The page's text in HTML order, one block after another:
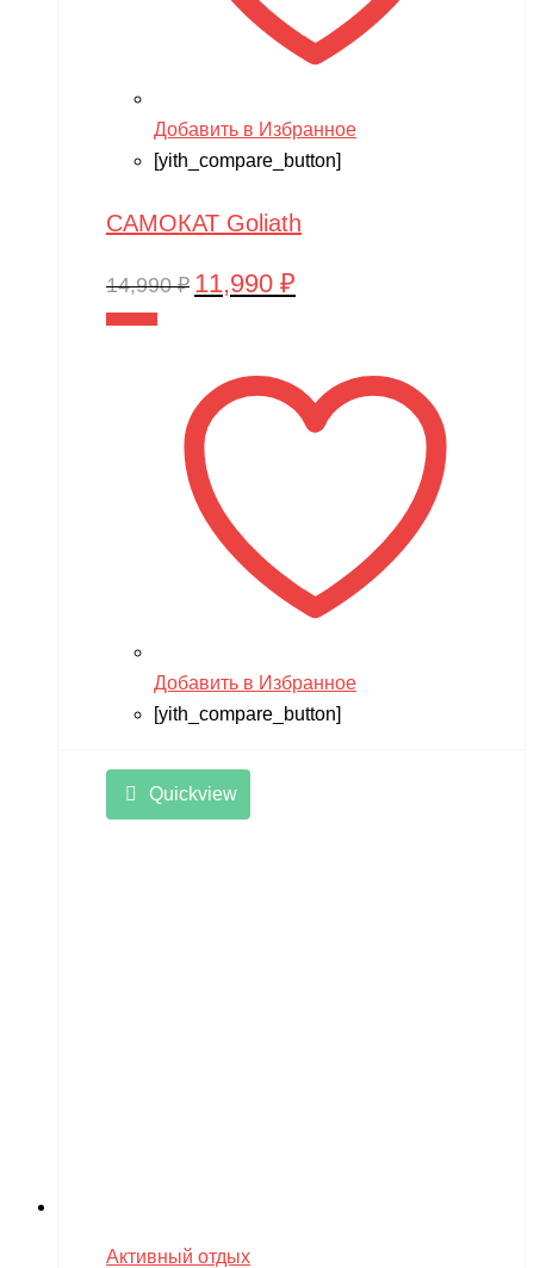
Добавить в Избранное
[yith_compare_button]
САМОКАТ Goliath
14,990₽ Первоначальная
14,990 ₽.
11,990 ₽
Добавить в Избранное
[yith_compare_button]
Quickview
Активный отдых